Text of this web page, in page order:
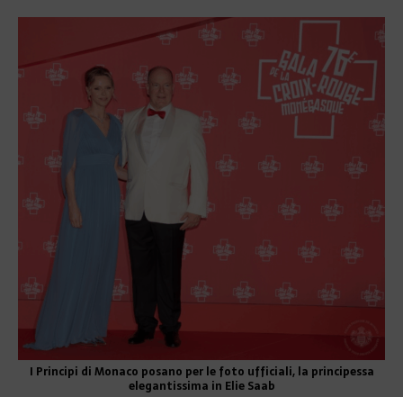
I Principi di Monaco posano per le foto ufficiali, la principessa
elegantissima in Elie Saab